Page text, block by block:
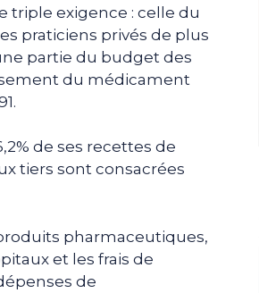
triple exigence : celle du
praticiens privés de plus
partie du budget des
du médicament
de ses recettes de
tiers sont consacrées
pharmaceutiques,
et les frais de
de